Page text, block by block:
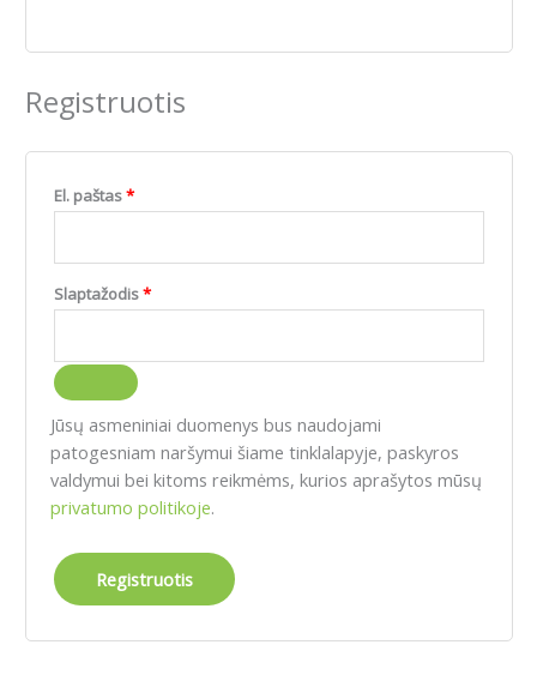
Registruotis
El. paštas*
Slaptažodis*
Jūsų asmeniniai duomenys bus naudojami
patogesniam naršymui šiame tinklalapyje, paskyros
valdymui bei kitoms reikmėms, kurios aprašytos mūsų
privatumo politikoje.
Registruotis